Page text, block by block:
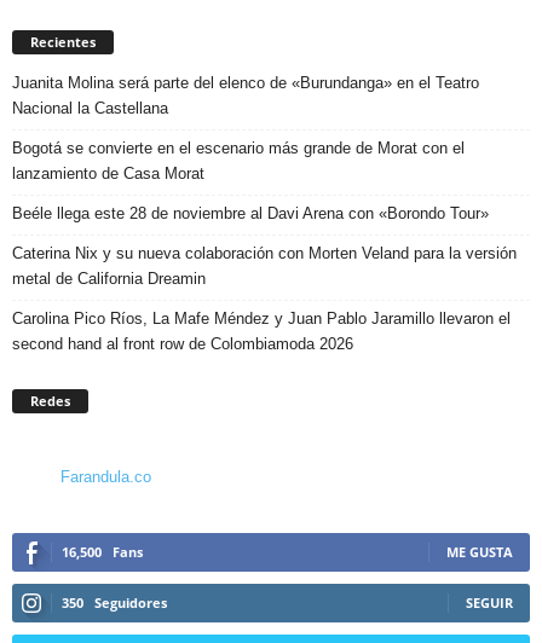
Recientes
Juanita Molina será parte del elenco de «Burundanga» en el Teatro
Nacional la Castellana
Bogotá se convierte en el escenario más grande de Morat con el
lanzamiento de Casa Morat
Beéle llega este 28 de noviembre al Davi Arena con «Borondo Tour»
Caterina Nix y su nueva colaboración con Morten Veland para la versión
metal de California Dreamin
Carolina Pico Ríos, La Mafe Méndez y Juan Pablo Jaramillo llevaron el
second hand al front row de Colombiamoda 2026
Redes
Farandula.co
16,500 Fans ME GUSTA
350 Seguidores SEGUIR